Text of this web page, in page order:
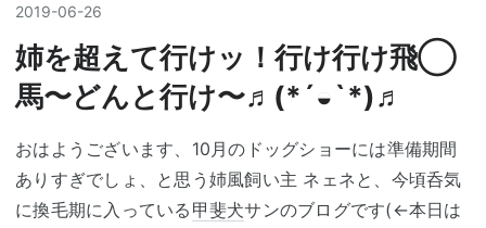
2019-06-26
姉を超えて行けッ！行け行け飛◯
馬〜どんと行け〜♬(*´◒`*)♬
おはようございます、10月のドッグショーには準備期間
ありすぎでしょ、と思う姉風飼い主 ネェネと、今頃呑気
に換毛期に入っている 甲斐犬サンのブログです(←本日は